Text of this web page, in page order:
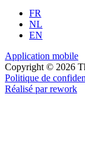
FR
NL
EN
Application mobile
Copyright © 2026
Politique de
Réalisé par rework